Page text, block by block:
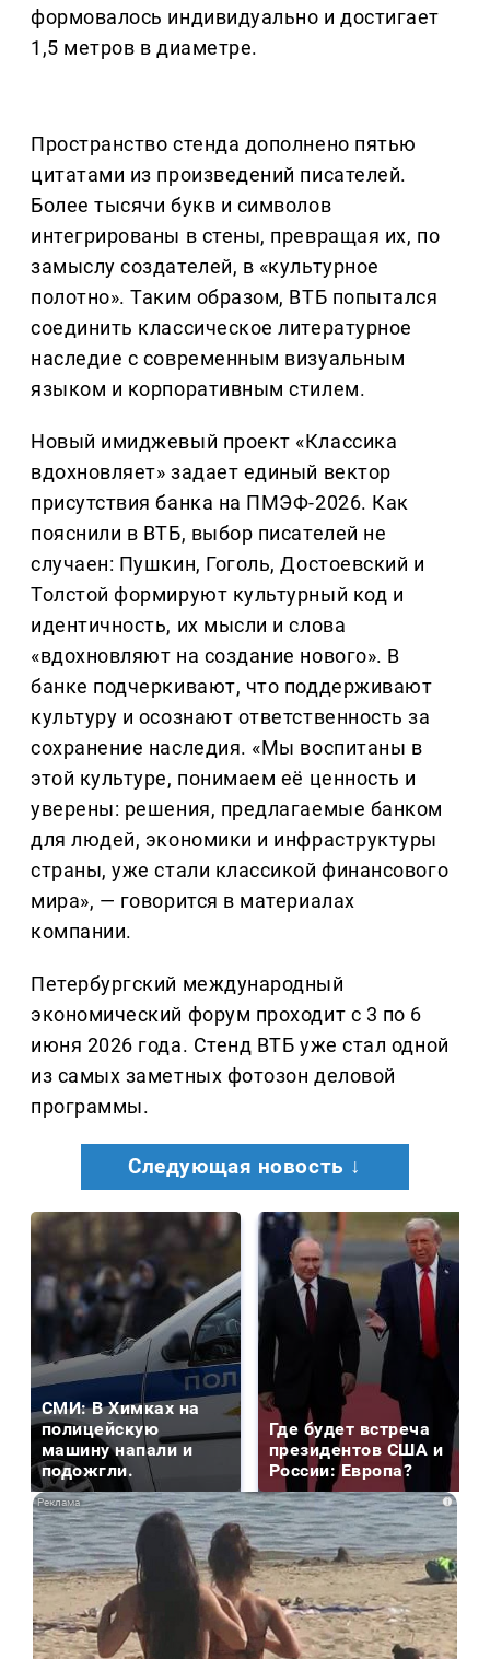
формовалось индивидуально и достигает
1,5 метров в диаметре.
Пространство стенда дополнено пятью
цитатами из произведений писателей.
Более тысячи букв и символов
интегрированы в стены, превращая их, по
замыслу создателей, в «культурное
полотно». Таким образом, ВТБ попытался
соединить классическое литературное
наследие с современным визуальным
языком и корпоративным стилем.
Новый имиджевый проект «Классика
вдохновляет» задает единый вектор
присутствия банка на ПМЭФ-2026. Как
пояснили в ВТБ, выбор писателей не
случаен: Пушкин, Гоголь, Достоевский и
Толстой формируют культурный код и
идентичность, их мысли и слова
«вдохновляют на создание нового». В
банке подчеркивают, что поддерживают
культуру и осознают ответственность за
сохранение наследия. «Мы воспитаны в
этой культуре, понимаем её ценность и
уверены: решения, предлагаемые банком
для людей, экономики и инфраструктуры
страны, уже стали классикой финансового
мира», — говорится в материалах
компании.
Петербургский международный
экономический форум проходит с 3 по 6
июня 2026 года. Стенд ВТБ уже стал одной
из самых заметных фотозон деловой
программы.
Следующая новость ↓
СМИ: В Химках на
полицейскую
машину напали и
подожгли.
Где будет встреча
президентов США и
России: Европа?
i